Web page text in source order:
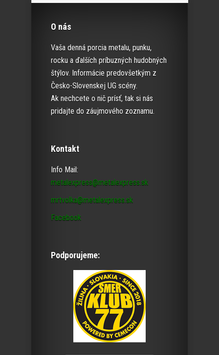
O nás
Vaša denná porcia metalu, punku,
rocku a ďalších príbuzných hudobných
štýlov. Informácie predovšetkým z
Česko-Slovenskej UG scény.
Ak nechcete o nič prísť, tak si nás
pridajte do záujmového zoznamu.
Kontakt
Info Mail:
metalexpress@metalexpress.sk
mrtvolka@metalexpress.sk
Facebook
Podporujeme: